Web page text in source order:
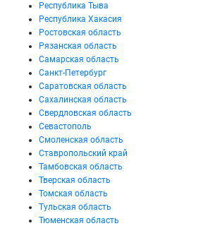
Республика Тыва
Республика Хакасия
Ростовская область
Рязанская область
Самарская область
Санкт-Петербург
Саратовская область
Сахалинская область
Свердловская область
Севастополь
Смоленская область
Ставропольский край
Тамбовская область
Тверская область
Томская область
Тульская область
Тюменская область